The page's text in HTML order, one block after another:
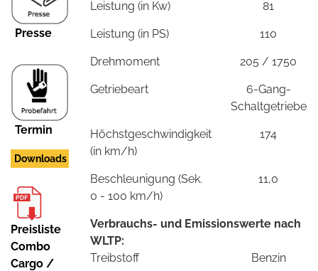
Presse
Termin
Downloads
Preisliste
Combo
Cargo /
Leistung (in Kw) 81
Leistung (in PS) 110
Drehmoment 205 / 1750
Getriebeart
6-Gang-
Schaltgetriebe
Höchstgeschwindigkeit
(in km/h)
174
Beschleunigung (Sek.
0 - 100 km/h)
11,0
Verbrauchs- und Emissionswerte nach
WLTP:
Treibstoff
Benzin